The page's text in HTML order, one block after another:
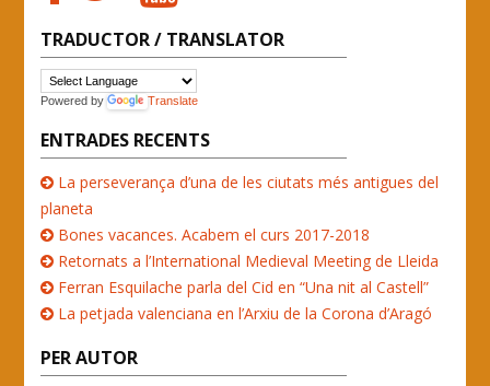
TRADUCTOR / TRANSLATOR
Powered by Translate
ENTRADES RECENTS
La perseverança d’una de les ciutats més antigues del
planeta
Bones vacances. Acabem el curs 2017-2018
Retornats a l’International Medieval Meeting de Lleida
Ferran Esquilache parla del Cid en “Una nit al Castell”
La petjada valenciana en l’Arxiu de la Corona d’Aragó
PER AUTOR